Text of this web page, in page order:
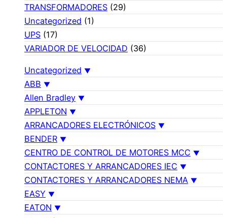
TRANSFORMADORES (29)
Uncategorized (1)
UPS (17)
VARIADOR DE VELOCIDAD (36)
Uncategorized
ABB
Allen Bradley
APPLETON
ARRANCADORES ELECTRÓNICOS
BENDER
CENTRO DE CONTROL DE MOTORES MCC
CONTACTORES Y ARRANCADORES IEC
CONTACTORES Y ARRANCADORES NEMA
EASY
EATON